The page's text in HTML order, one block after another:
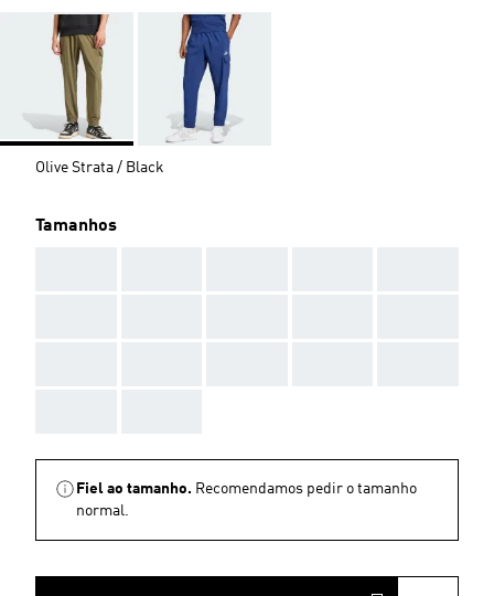
Olive Strata / Black
Tamanhos
Fiel ao tamanho. Recomendamos pedir o tamanho
normal.